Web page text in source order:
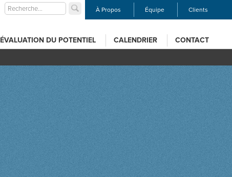
À Propos Équipe Clients
ÉVALUATION DU POTENTIEL CALENDRIER CONTACT